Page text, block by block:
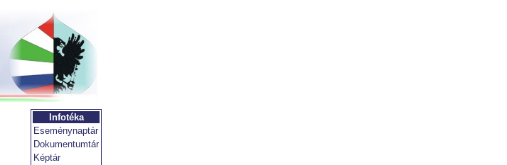
Infotéka
Eseménynaptár
Dokumentumtár
Képtár